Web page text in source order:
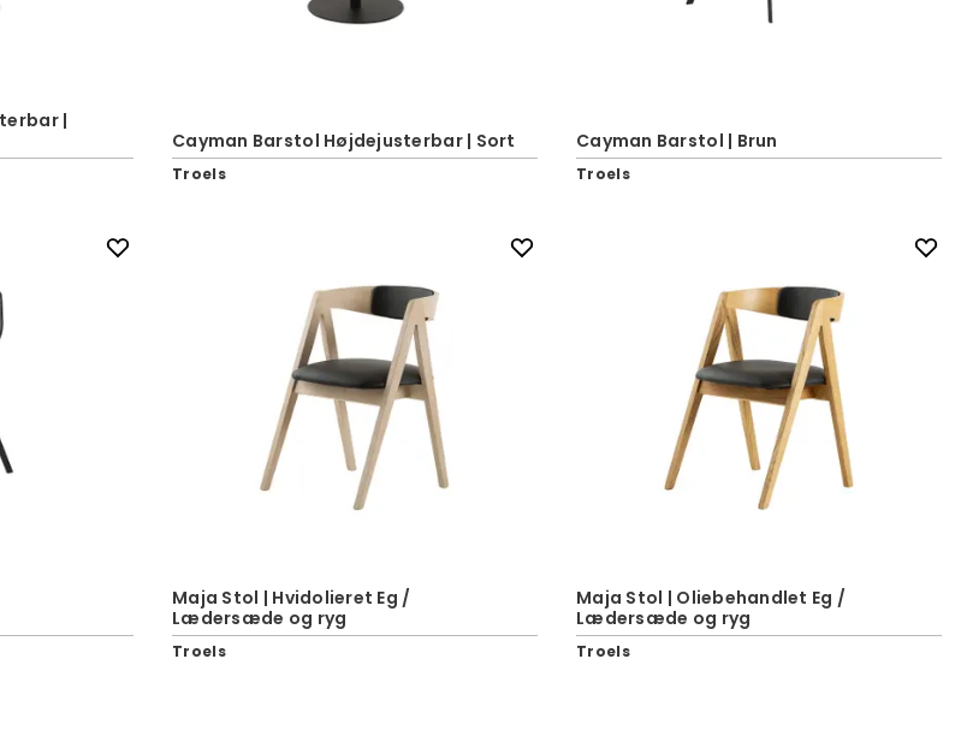
|
Cayman Barstol Højdejusterbar | Sort
Troels
Cayman Barstol | Brun
Troels
Maja Stol | Hvidolieret Eg /
Lædersæde og ryg
Troels
Maja Stol | Oliebehandlet Eg /
Lædersæde og ryg
Troels